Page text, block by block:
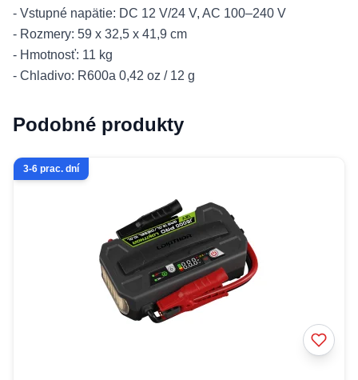
- Vstupné napätie: DC 12 V/24 V, AC 100–240 V
- Rozmery: 59 x 32,5 x 41,9 cm
- Hmotnosť: 11 kg
- Chladivo: R600a 0,42 oz / 12 g
Podobné produkty
3-6 prac. dní